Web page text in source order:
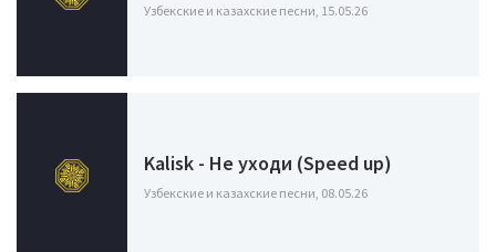
Узбекские и казахские песни, 15.05.26
Kalisk - Не уходи (Speed up)
Узбекские и казахские песни, 08.05.26